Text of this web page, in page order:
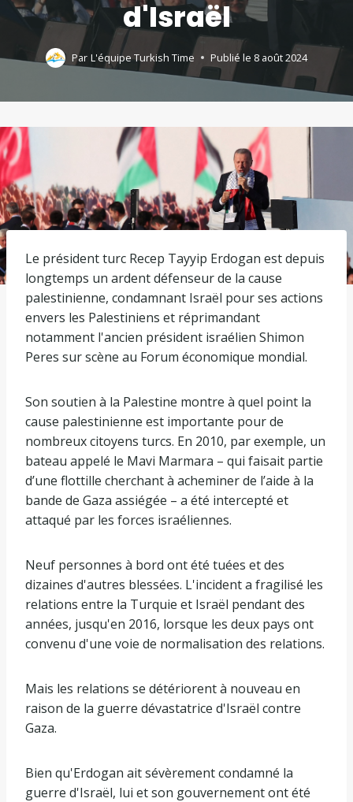
d'Israël
Par L'équipe Turkish Time Publié le 8 août 2024
Le président turc Recep Tayyip Erdogan est depuis
longtemps un ardent défenseur de la cause
palestinienne, condamnant Israël pour ses actions
envers les Palestiniens et réprimandant
notamment l'ancien président israélien Shimon
Peres sur scène au Forum économique mondial.
Son soutien à la Palestine montre à quel point la
cause palestinienne est importante pour de
nombreux citoyens turcs. En 2010, par exemple, un
bateau appelé le Mavi Marmara – qui faisait partie
d’une flottille cherchant à acheminer de l’aide à la
bande de Gaza assiégée – a été intercepté et
attaqué par les forces israéliennes.
Neuf personnes à bord ont été tuées et des
dizaines d'autres blessées. L'incident a fragilisé les
relations entre la Turquie et Israël pendant des
années, jusqu'en 2016, lorsque les deux pays ont
convenu d'une voie de normalisation des relations.
Mais les relations se détériorent à nouveau en
raison de la guerre dévastatrice d'Israël contre
Gaza.
Bien qu'Erdogan ait sévèrement condamné la
guerre d'Israël, lui et son gouvernement ont été